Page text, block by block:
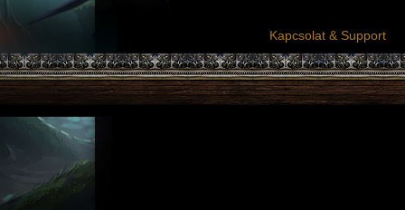
Kapcsolat & Support